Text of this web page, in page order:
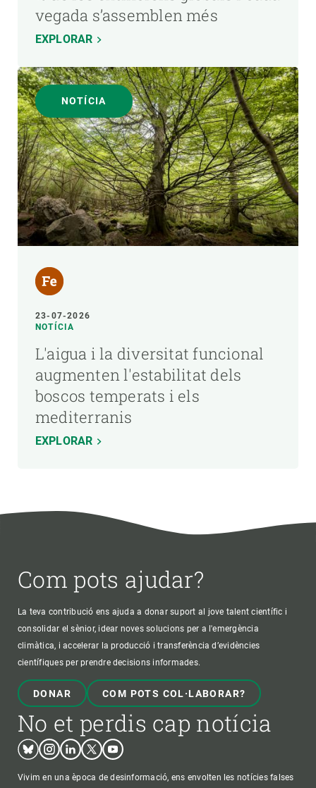
vegada s’assemblen més
EXPLORAR
NOTÍCIA
23-07-2026
NOTÍCIA
L'aigua i la diversitat funcional
augmenten l'estabilitat dels
boscos temperats i els
mediterranis
EXPLORAR
Com pots ajudar?
La teva contribució ens ajuda a donar suport al jove talent científic i
consolidar el sènior, idear noves solucions per a l'emergència
climàtica, i accelerar la producció i transferència d’evidències
científiques per prendre decisions informades.
DONAR COM POTS COL·LABORAR?
No et perdis cap notícia
BlueskyInstagram
LinkedinTwitterYoutube
Vivim en una època de desinformació, ens envolten les notícies falses